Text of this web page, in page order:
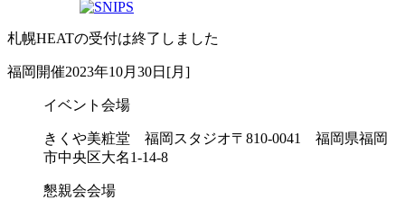
札幌HEATの受付は終了しました
福岡開催2023年10月30日[月]
イベント会場
きくや美粧堂 福岡スタジオ〒810-0041 福岡県福岡
市中央区大名1-14-8
懇親会会場